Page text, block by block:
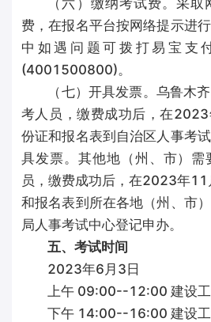
费，在报名平台按网络提示进
中如遇问题可拨打易宝支
(4001500800)。
（七）开具发票。乌鲁木
考人员，缴费成功后，在
份证和报名表到自治区人事考
具发票。其他地（州、市）需
员，缴费成功后，在2023年
和报名表到所在各地（州、市
局人事考试中心登记申办。
五、考试时间
2023年6月3日
上午 09:00--12:00 建设
下午 14:00--16:00 建设工